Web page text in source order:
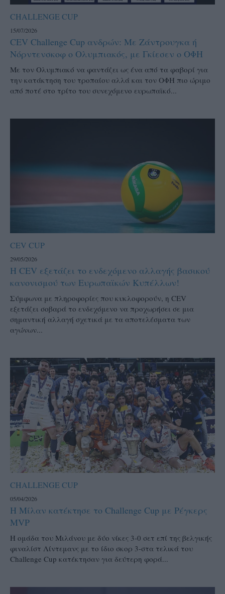
CHALLENGE CUP
15/07/2026
CEV Challenge Cup ανδρών: Με Ζάντρουγκα ή
Νόρντενσκοφ ο Ολυμπιακός, με Γκίεσεν ο ΟΦΗ
Με τον Ολυμπιακό να φαντάζει ως ένα από τα φαβορί για
την κατάκτηση του τροπαίου αλλά και τον ΟΦΗ πιο ώριμο
από ποτέ στο τρίτο του συνεχόμενο ευρωπαϊκό...
CEV CUP
29/05/2026
Η CEV εξετάζει το ενδεχόμενο αλλαγής βασικού
κανονισμού των Ευρωπαϊκών Κυπέλλων!
Σύμφωνα με πληροφορίες που κυκλοφορούν, η CEV
εξετάζει σοβαρά το ενδεχόμενο να προχωρήσει σε μια
σημαντική αλλαγή σχετικά με τα αποτελέσματα των
αγώνων...
CHALLENGE CUP
05/04/2026
Η Μίλαν κατέκτησε το Challenge Cup με Ρέγκερς
MVP
Η ομάδα του Μιλάνου με δύο νίκες 3-0 σετ επί της βελγικής
φιναλίστ Λίντεμανς με το ίδιο σκορ 3-στα τελικά του
Challenge Cup κατέκτησαν για δεύτερη φορά...